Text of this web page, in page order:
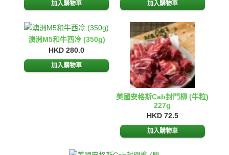
澳洲M5和牛西冷 (350g)
HKD 280.0
美國安格斯Cab封門柳 (牛粒)
227g
HKD 72.5